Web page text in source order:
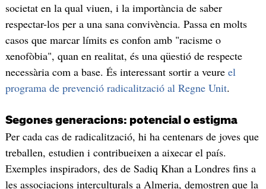
societat en la qual viuen, i la importància de saber
respectar-los per a una sana convivència. Passa en molts
casos que marcar límits es confon amb "racisme o
xenofòbia", quan en realitat, és una qüestió de respecte
necessària com a base. És interessant sortir a veure el
programa de prevenció radicalització al Regne Unit.
Segones generacions: potencial o estigma
Per cada cas de radicalització, hi ha centenars de joves que
treballen, estudien i contribueixen a aixecar el país.
Exemples inspiradors, des de Sadiq Khan a Londres fins a
les associacions interculturals a Almeria, demostren que la